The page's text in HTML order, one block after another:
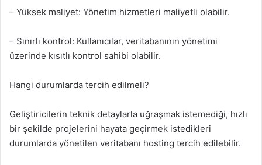
– Yüksek maliyet: Yönetim hizmetleri maliyetli olabilir.
– Sınırlı kontrol: Kullanıcılar, veritabanının yönetimi
üzerinde kısıtlı kontrol sahibi olabilir.
Hangi durumlarda tercih edilmeli?
Geliştiricilerin teknik detaylarla uğraşmak istemediği, hızlı
bir şekilde projelerini hayata geçirmek istedikleri
durumlarda yönetilen veritabanı hosting tercih edilebilir.